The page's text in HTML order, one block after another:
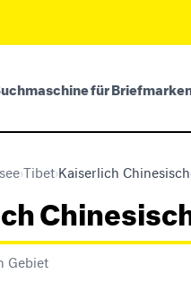
für
›Tibet›Kaiserlich
Gebiet